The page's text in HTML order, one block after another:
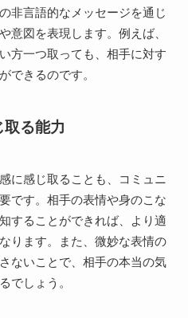
非言語的なメッセージを通じ
意図を表現します。例えば、
方一つ取っても、相手に対す
できるのです。
る能力
に感じ取ることも、コミュニ
です。相手の表情や身のこな
することができれば、より適
ります。また、微妙な表情の
ないことで、相手の本当の気
でしょう。